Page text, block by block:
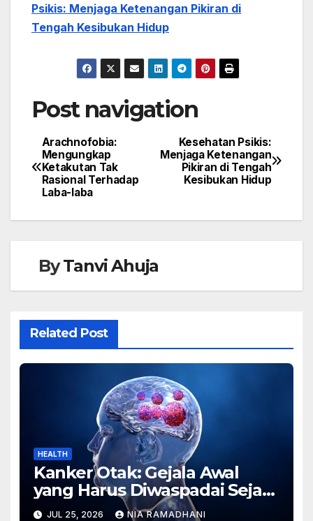
Psikis: Menjaga Ketenangan Pikiran di
Tengah Kesibukan Hidup
Post navigation
Kesehatan Psikis:
Menjaga Ketenangan
Pikiran di Tengah
Kesibukan Hidup
Arachnofobia:
Mengungkap
Ketakutan Tak
Rasional Terhadap
Laba-laba
ByTanvi Ahuja
Related Post
HEALTH
Kanker Otak: Gejala Awal
yang Harus Diwaspadai Sejak
DiniJUL 25, 2026 NIA RAMADHANI